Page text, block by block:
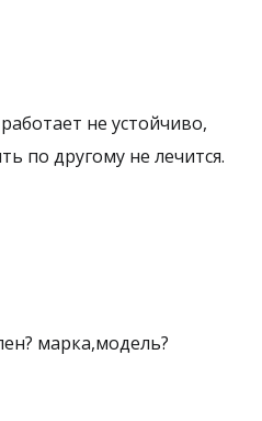
не устойчиво,
по другому не лечится.
марка,модель?